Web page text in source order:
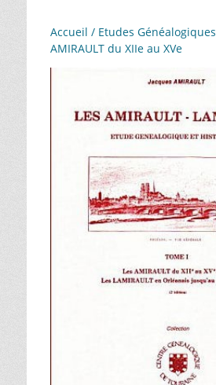
Accueil / Etudes Généalogiques
AMIRAULT du XIIe au XVe